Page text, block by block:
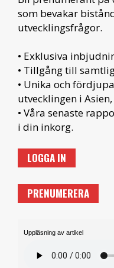
som bevakar
utvecklingsfrågor.
• Exklusiva
• Tillgång till
• Unika och
utvecklingen i
• Våra senaste
i din inkorg.
LOGGA IN
PRENUMERERA
Uppläsning av artikel